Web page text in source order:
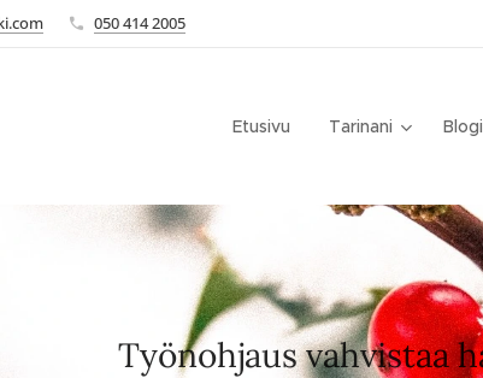
050 414 2005
Etusivu Tarinani Blogi
Työnohjaus vahvistaa